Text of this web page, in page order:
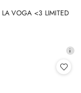
VOGA <3 LIMITED